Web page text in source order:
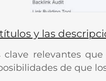
y las
clave relevantes
de que